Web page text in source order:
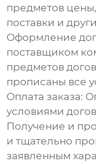
предметов
поставки и
Оформление
поставщиком
предметов
прописаны все
Оплата заказа:
условиями
Получение и
и тщательно
заявленным